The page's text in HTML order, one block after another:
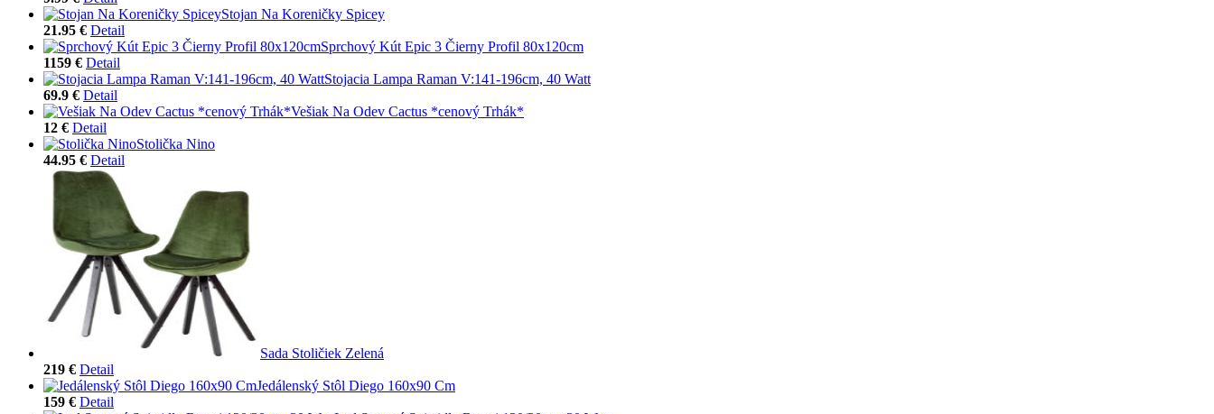
Stojan Na Koreničky Spicey
21.95 € Detail
Sprchový Kút Epic 3 Čierny Profil 80x120cm
1159 € Detail
Stojacia Lampa Raman V:141-196cm, 40 Watt
69.9 € Detail
Vešiak Na Odev Cactus *cenový Trhák*
12 € Detail
Stolička Nino
44.95 € Detail
Sada Stoličiek Zelená
219 € Detail
Jedálenský Stôl Diego 160x90 Cm
159 € Detail